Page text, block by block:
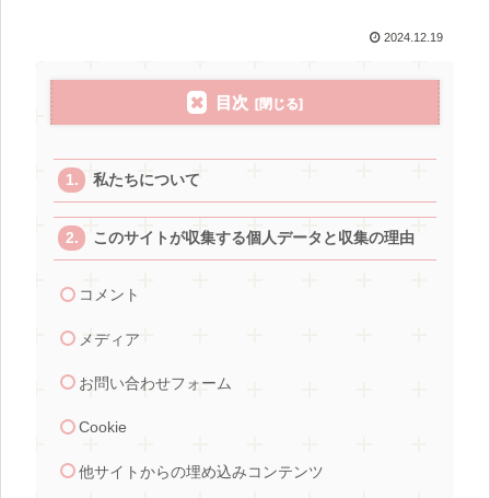
2024.12.19
目次
私たちについて
このサイトが収集する個人データと収集の理由
コメント
メディア
お問い合わせフォーム
Cookie
他サイトからの埋め込みコンテンツ